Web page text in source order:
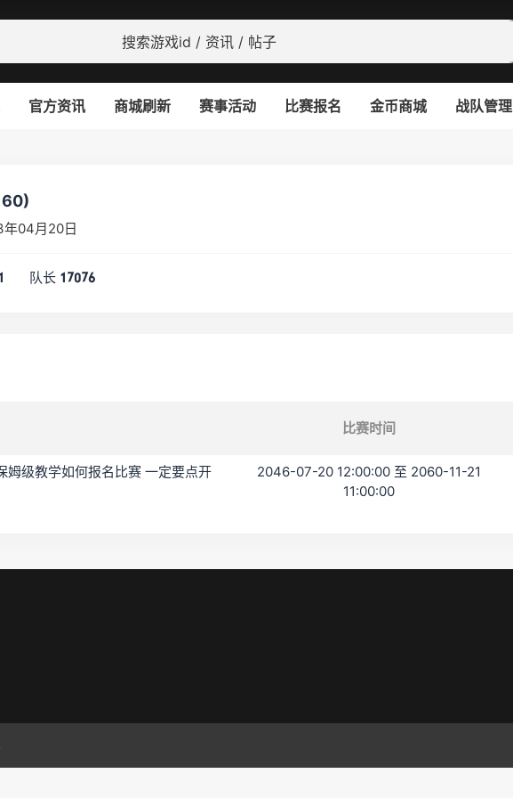
官方资讯 商城刷新 赛事活动 比赛报名 金币商城 战队管理
04月20日
队长 17076
比赛时间
姆级教学如何报名比赛 一定要点开
2046-07-20 12:00:00 至 2060-11-21
11:00:00